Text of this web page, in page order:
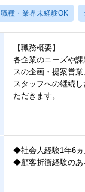
職種・業界未経験OK
【職務概要】
各企業のニーズや
スの企画・提案営
スタッフへの継続
ただきます。
◆社会人経験1年6ヵ
◆顧客折衝経験のあ